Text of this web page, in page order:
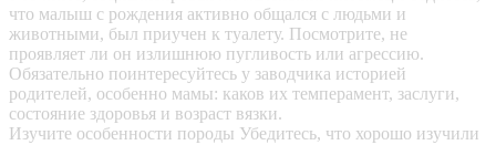
что малыш с рождения активно общался с людьми и
животными, был приучен к туалету. Посмотрите, не
проявляет ли он излишнюю пугливость или агрессию.
Обязательно поинтересуйтесь у заводчика историей
родителей, особенно мамы: каков их темперамент, заслуги,
состояние здоровья и возраст вязки.
Изучите особенности породы Убедитесь, что хорошо изучили